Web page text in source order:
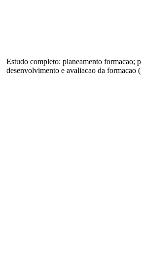
Estudo completo: planeamento formacao;
desenvolvimento e avaliacao da formacao